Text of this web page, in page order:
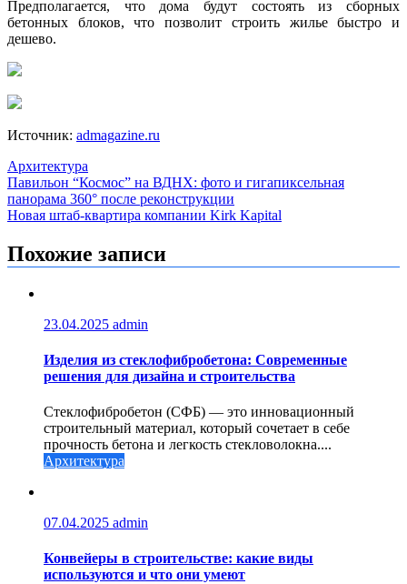
Предполагается, что дома будут состоять из сборных
бетонных блоков, что позволит строить жилье быстро и
дешево.
Источник: admagazine.ru
Архитектура
Навигация
по
Павильон “Космос” на ВДНХ: фото и гигапиксельная
панорама 360° после реконструкции
Новая штаб-квартира компании Kirk Kapital
Похожие записи
23.04.2025 admin
Изделия из стеклофибробетона: Современные
решения для дизайна и строительства
Стеклофибробетон (СФБ) — это инновационный
строительный материал, который сочетает в себе
прочность бетона и легкость стекловолокна....
Архитектура
07.04.2025 admin
Конвейеры в строительстве: какие виды
используются и что они умеют